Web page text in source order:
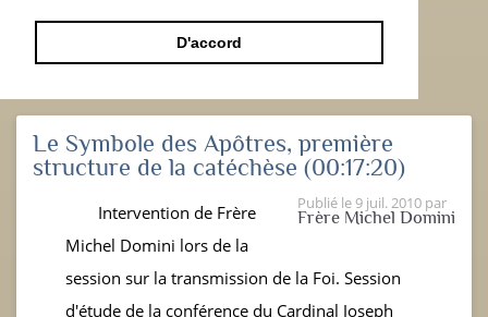
D'accord
Le Symbole des Apôtres, première
structure de la catéchèse (00:17:20)
Publié le 9 juil. 2010 par
Frère Michel Domini
Intervention de Frère
Michel Domini lors de la
session sur la transmission de la Foi. Session
d'étude de la conférence du Cardinal Joseph